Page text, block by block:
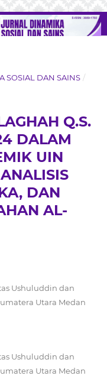
SOSIAL DAN SAINS /
Q.S.
DALAM
UIN
DAN
AL-
Ushuluddin dan
Utara Medan
Ushuluddin dan
Utara Medan